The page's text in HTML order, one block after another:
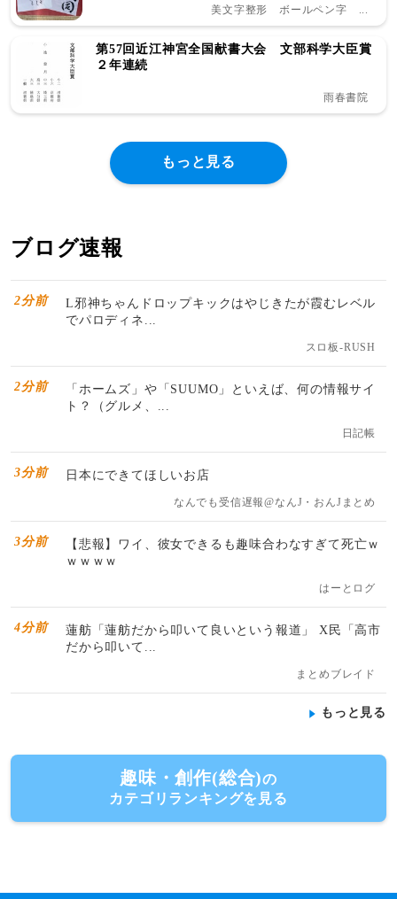
美文字整形 ボールペン字 ...
第57回近江神宮全国献書大会 文部科学大臣賞
２年連続
雨春書院
もっと見る
ブログ速報
2分前
L邪神ちゃんドロップキックはやじきたが霞むレベル
でパロディネ...
スロ板-RUSH
2分前
「ホームズ」や「SUUMO」といえば、何の情報サイ
ト？（グルメ、...
日記帳
3分前 日本にできてほしいお店
なんでも受信遅報@なんJ・おんJまとめ
3分前
【悲報】ワイ、彼女できるも趣味合わなすぎて死亡ｗ
ｗｗｗｗ
はーとログ
4分前
蓮舫「蓮舫だから叩いて良いという報道」 X民「高市
だから叩いて...
まとめブレイド
もっと見る
趣味・創作(総合)の
カテゴリランキングを見る